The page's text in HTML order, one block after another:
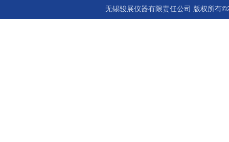
无锡骏展仪器有限责任公司 版权所有